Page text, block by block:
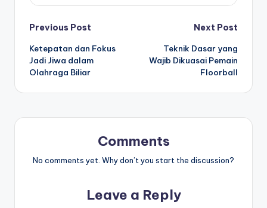
Post
navigation
Previous Post
Ketepatan dan Fokus
Jadi Jiwa dalam
Olahraga Biliar
Next Post
Teknik Dasar yang
Wajib Dikuasai Pemain
Floorball
Comments
No comments yet. Why don’t you start the discussion?
Leave a Reply